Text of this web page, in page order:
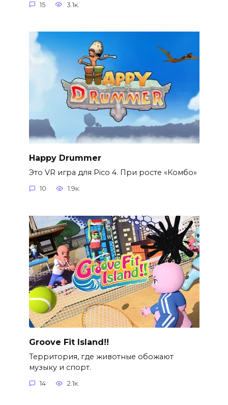
15 3.1к.
Happy Drummer
Это VR игра для Pico 4. При росте «Комбо»
10 1.9к.
Groove Fit Island!!
Территория, где животные обожают
музыку и спорт.
14 2.1к.